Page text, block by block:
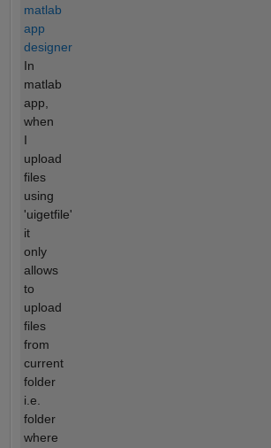
matlab
app
designer
In
matlab
app,
when
I
upload
files
using
'uigetfile'
it
only
allows
to
upload
files
from
current
folder
i.e.
folder
where